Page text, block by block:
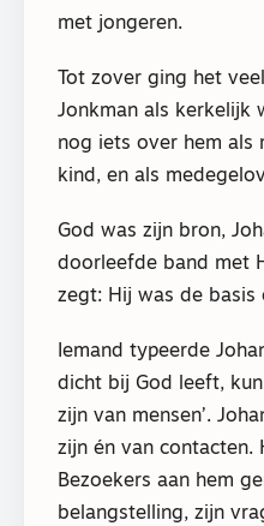
met jongeren.
Tot zover ging het
Jonkman als kerkelijk
nog iets over hem als
kind, en als
God was zijn bron,
doorleefde band met
zegt: Hij was de basis
Iemand typeerde
dicht bij God leeft,
zijn van mensen’.
zijn én van contacten.
Bezoekers aan hem
belangstelling, zijn